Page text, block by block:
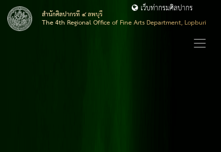
สำนักศิลปากรที่ ๔ ลพบุรี
The 4th Regional Office of Fine Arts Department, Lopburi
เว็บท่ากรมศิลปากร